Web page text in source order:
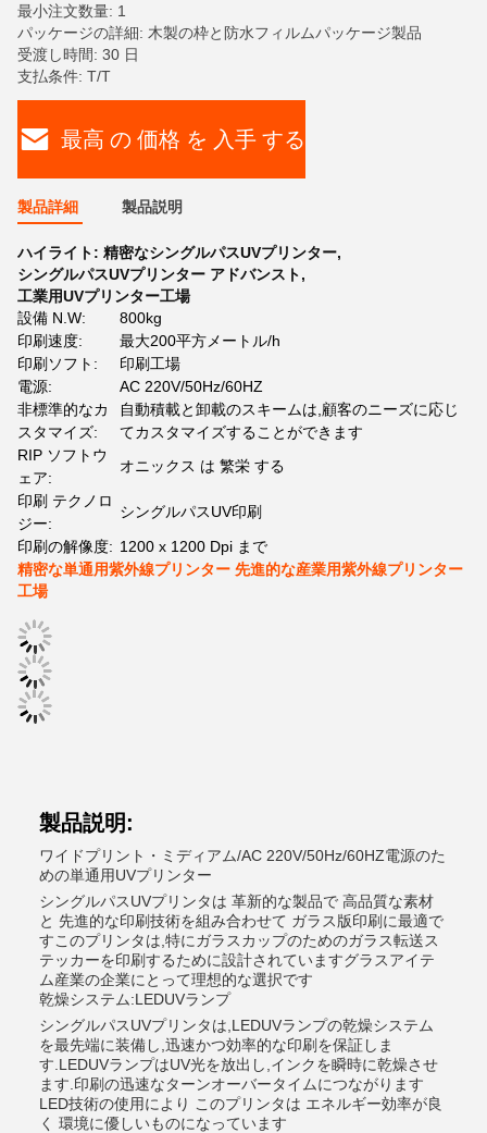
最小注文数量: 1
パッケージの詳細: 木製の枠と防水フィルムパッケージ製品
受渡し時間: 30 日
支払条件: T/T
最高 の 価格 を 入手 する
製品詳細 製品説明
ハイライト: 精密なシングルパスUVプリンター,
シングルパスUVプリンター アドバンスト,
工業用UVプリンター工場
設備 N.W:
800kg
印刷速度:
最大200平方メートル/h
印刷ソフト:
印刷工場
電源:
AC 220V/50Hz/60HZ
非標準的なカ
スタマイズ:
自動積載と卸載のスキームは,顧客のニーズに応じ
てカスタマイズすることができます
RIP ソフトウ
ェア:
オニックス は 繁栄 する
印刷 テクノロ
ジー:
シングルパスUV印刷
印刷の解像度: 1200 x 1200 Dpi まで
精密な単通用紫外線プリンター 先進的な産業用紫外線プリンター
工場
製品説明:
ワイドプリント・ミディアム/AC 220V/50Hz/60HZ電源のた
めの単通用UVプリンター
シングルパスUVプリンタは 革新的な製品で 高品質な素材
と 先進的な印刷技術を組み合わせて ガラス版印刷に最適で
すこのプリンタは,特にガラスカップのためのガラス転送ス
テッカーを印刷するために設計されていますグラスアイテ
ム産業の企業にとって理想的な選択です
乾燥システム:LEDUVランプ
シングルパスUVプリンタは,LEDUVランプの乾燥システム
を最先端に装備し,迅速かつ効率的な印刷を保証しま
す.LEDUVランプはUV光を放出し,インクを瞬時に乾燥させ
ます.印刷の迅速なターンオーバータイムにつながります
LED技術の使用により このプリンタは エネルギー効率が良
く 環境に優しいものになっています